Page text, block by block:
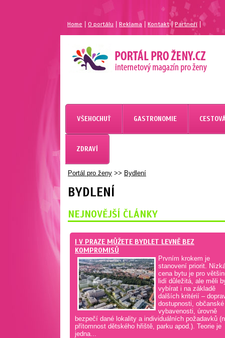
Home |O portálu Reklama Kontakt| Partneří
VŠEHOCHUŤ GASTRONOMIE
ZDRAVÍ
Portál pro ženy >> Bydlení
BYDLENÍ
NEJNOVĚJŠÍ ČLÁNKY
I V PRAZE MŮŽETE BYDLET LEVNĚ BEZ
KOMPROMISŮ
Prvním krokem je
stanovení priorit.
cena bytu je pro
lidí důležitá, ale měli
vybírat i na základě
dalších kritérií –
dostupnosti, občanské
vybavenosti, úrovně
bezpečí dané lokality a individuálních požadavků
přítomnost dětského hřiště, parku apod.). Teorie je
jedna...